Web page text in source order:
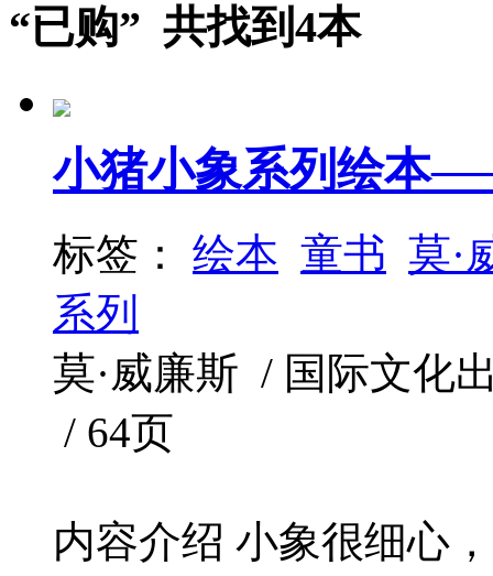
“已购” 共找到4本
小猪小象系列绘本
标签： 绘本 童书 莫·
系列
莫·威廉斯 / 国际文化
/ 64页
内容介绍 小象很细心